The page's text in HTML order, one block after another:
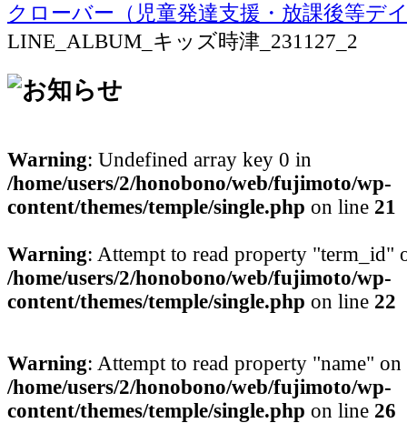
クローバー（児童発達支援・放課後等デ
LINE_ALBUM_キッズ時津_231127_2
Warning: Undefined array key 0 in
/home/users/2/honobono/web/fujimoto/wp-
content/themes/temple/single.php on line 21
Warning: Attempt to read property "term_id"
/home/users/2/honobono/web/fujimoto/wp-
content/themes/temple/single.php on line 22
Warning: Attempt to read property "name"
/home/users/2/honobono/web/fujimoto/wp-
content/themes/temple/single.php on line 26